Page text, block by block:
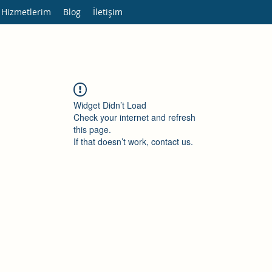
Hizmetlerim Blog İletişim
Widget Didn’t Load
Check your internet and refresh
this page.
If that doesn’t work, contact us.